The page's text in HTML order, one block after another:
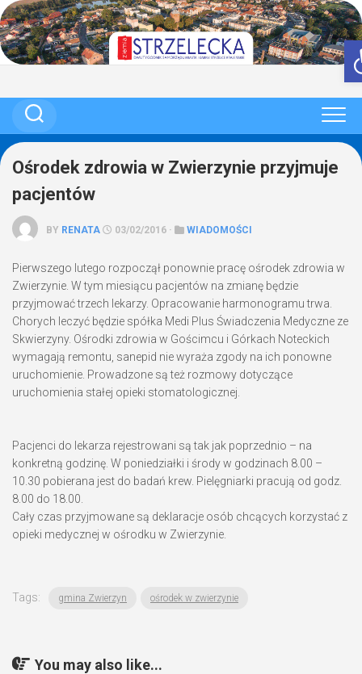
Skip
to
content
Ośrodek zdrowia w Zwierzynie przyjmuje
pacjentów
BY RENATA 03/02/2016 · WIADOMOŚCI
Pierwszego lutego rozpoczął ponownie pracę ośrodek zdrowia w
Zwierzynie. W tym miesiącu pacjentów na zmianę będzie
przyjmować trzech lekarzy. Opracowanie harmonogramu trwa.
Chorych leczyć będzie spółka Medi Plus Świadczenia Medyczne ze
Skwierzyny. Ośrodki zdrowia w Gościmcu i Górkach Noteckich
wymagają remontu, sanepid nie wyraża zgody na ich ponowne
uruchomienie. Prowadzone są też rozmowy dotyczące
uruchomienia stałej opieki stomatologicznej.
Pacjenci do lekarza rejestrowani są tak jak poprzednio – na
konkretną godzinę. W poniedziałki i środy w godzinach 8.00 –
10.30 pobierana jest do badań krew. Pielęgniarki pracują od godz.
8.00 do 18.00.
Cały czas przyjmowane są deklaracje osób chcących korzystać z
opieki medycznej w ośrodku w Zwierzynie.
Tags: gmina Zwierzyn ośrodek w zwierzynie
You may also like...